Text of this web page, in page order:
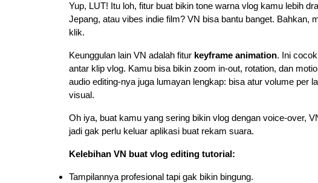
Yup, LUT! Itu loh, fitur buat bikin tone warna vlog kamu lebih
Jepang, atau vibes indie film? VN bisa bantu banget. Bahkan,
klik.
Keunggulan lain VN adalah fitur keyframe animation. Ini
antar klip vlog. Kamu bisa bikin zoom in-out, rotation, dan
audio editing-nya juga lumayan lengkap: bisa atur volume per
visual.
Oh iya, buat kamu yang sering bikin vlog dengan voice-over,
jadi gak perlu keluar aplikasi buat rekam suara.
Kelebihan VN buat vlog editing tutorial:
Tampilannya profesional tapi gak bikin bingung.